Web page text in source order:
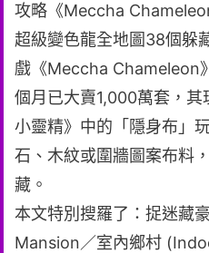
攻略《Meccha
超級變色龍全地圖38個躲
戲《Meccha Chameleon
個月已大賣1,000萬套，
小靈精》中的「隱身布」
石、木紋或圍牆圖案布料
藏。
本文特別搜羅了：捉迷藏
Mansion／室內鄉村